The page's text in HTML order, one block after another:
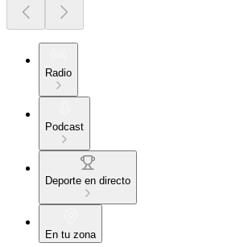
Radio
Podcast
Deporte en directo
En tu zona